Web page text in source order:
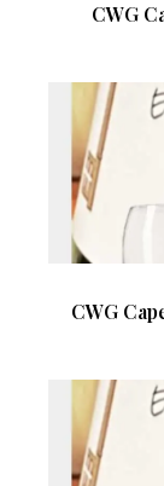
CWG
CWG